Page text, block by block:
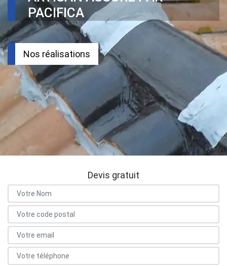
PACIFICA
Nos réalisations
Devis gratuit